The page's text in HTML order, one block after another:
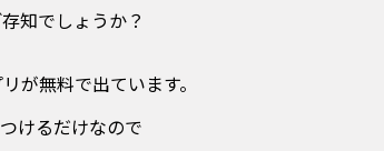
知でしょうか？
が無料で出ています。
けるだけなので